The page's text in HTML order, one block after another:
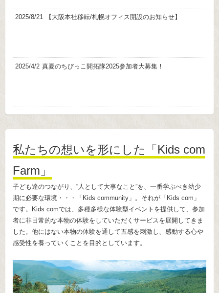
2025/8/21 【大阪本社移転/札幌オフィス開設のお知らせ】
2025/4/2 真夏のちびっこ開拓隊2025参加者大募集！
私たちの想いを形にした「Kids com
Farm」
子ども達のつながり、“人として大事なこと”を、一番学ぶべき幼少
期に必要な環境・・・「Kids community」。それが「Kids com」
です。Kids comでは、多種多様な体験型イベントを提供して、参加
者に非日常的な本物の体験をしていただくサービスを展開してきま
した。他にはない本物の体験を通して五感を刺激し、感動する心や
感受性を養っていくことを目的としています。